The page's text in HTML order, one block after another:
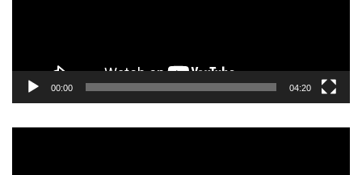
00:00 04:20